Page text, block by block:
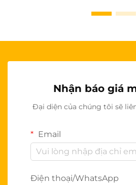
Nhận báo giá
Đại diện của chúng tôi sẽ
Email
Điện thoại/WhatsApp